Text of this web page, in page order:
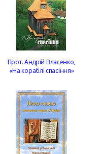
Прот. Андрій Власенко,
«На кораблі спасіння»